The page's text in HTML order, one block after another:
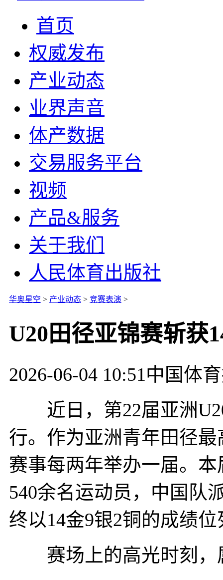
首页
权威发布
产业动态
业界声音
体产数据
交易服务平台
视频
产品&服务
关于我们
人民体育出版社
华奥星空 > 产业动态 > 竞赛表演 >
U20田径亚锦赛斩获
2026-06-04 10:51中国体
近日，第22届亚洲
行。作为亚洲青年田径
赛事每两年举办一届。
540余名运动员，中国队
终以14金9银2铜的成绩
赛场上的高光时刻，